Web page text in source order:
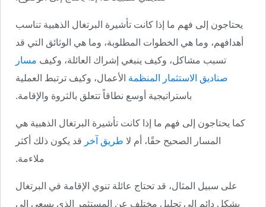
يحتاجون إلى فهم ما إذا كانت تأشيرة البرتغال الذهبية تناسب
أهدافهم، وما هي الخطوات المطلوبة، وما هي الوثائق التي قد
تسبب مشاكل، وكيف ينبغي إشراك العائلة، وكيف مسار
صناديق الاستثمار المنظمة الأعمال، وكيف ترتبط العملية
باستراتيجية أوسع نطاقاً تتعلق بالثروة والإقامة.
كما يحتاجون إلى فهم ما إذا كانت تأشيرة البرتغال الذهبية هي
المسار الصحيح حقًا، أم لا طريق آخر قد يكون ذلك أكثر
ملاءمة.
على سبيل المثال، قد تحتاج عائلة تنوي الإقامة في البرتغال
بشكل دائم إلى تحليل مختلف عن المستثمر الذي يسعى إلى